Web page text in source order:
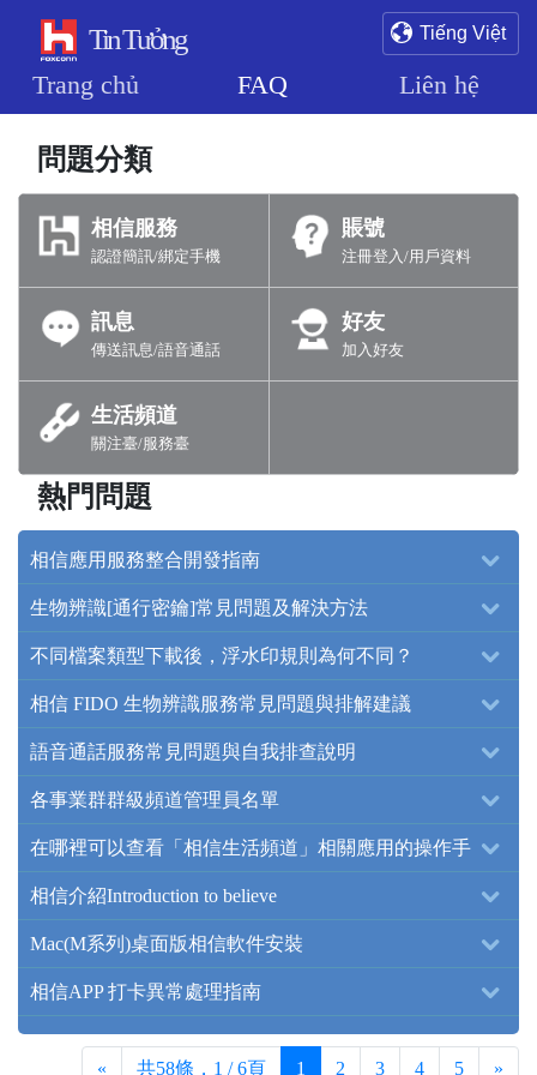
Tin Tưởng
Trang chủ FAQ Liên hệ
Tiếng Việt
問題分類
相信服務
認證簡訊/綁定手機
賬號
注冊登入/用戶資料
訊息
傳送訊息/語音通話
好友
加入好友
生活頻道
關注臺/服務臺
熱門問題
相信應用服務整合開發指南
生物辨識[通行密鑰]常見問題及解決方法
不同檔案類型下載後，浮水印規則為何不同？
相信 FIDO 生物辨識服務常見問題與排解建議
語音通話服務常見問題與自我排查說明
各事業群群級頻道管理員名單
在哪裡可以查看「相信生活頻道」相關應用的操作手
冊？
相信介紹Introduction to believe
Mac(M系列)桌面版相信軟件安裝
相信APP 打卡異常處理指南
« 共58條，1 / 6頁 1 2 3 4 5 »